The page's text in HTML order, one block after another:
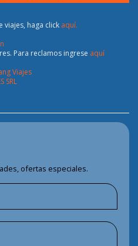
Para reclamos ingrese
Viajes
SRL
ofertas especiales.